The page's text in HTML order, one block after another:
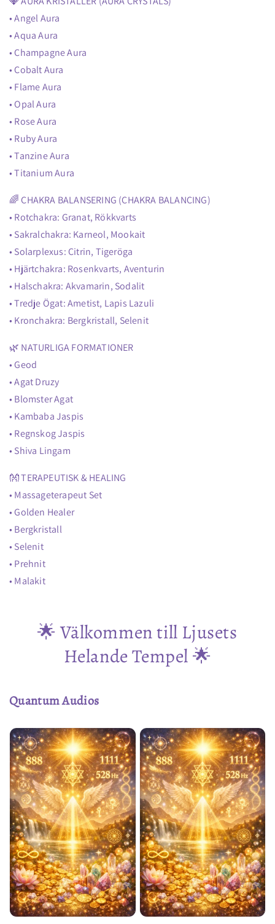
• Angel Aura
• Aqua Aura
• Champagne Aura
• Cobalt Aura
• Flame Aura
• Opal Aura
• Rose Aura
• Ruby Aura
• Tanzine Aura
• Titanium Aura
🌈 CHAKRA BALANSERING (CHAKRA BALANCING)
• Rotchakra: Granat, Rökkvarts
• Sakralchakra: Karneol, Mookait
• Solarplexus: Citrin, Tigeröga
• Hjärtchakra: Rosenkvarts, Aventurin
• Halschakra: Akvamarin, Sodalit
• Tredje Ögat: Ametist, Lapis Lazuli
• Kronchakra: Bergkristall, Selenit
🌿 NATURLIGA FORMATIONER
• Geod
• Agat Druzy
• Blomster Agat
• Kambaba Jaspis
• Regnskog Jaspis
• Shiva Lingam
👐 TERAPEUTISK & HEALING
• Massageterapeut Set
• Golden Healer
• Bergkristall
• Selenit
• Prehnit
• Malakit
🌟 Välkommen till Ljusets
Helande Tempel 🌟
Quantum Audios